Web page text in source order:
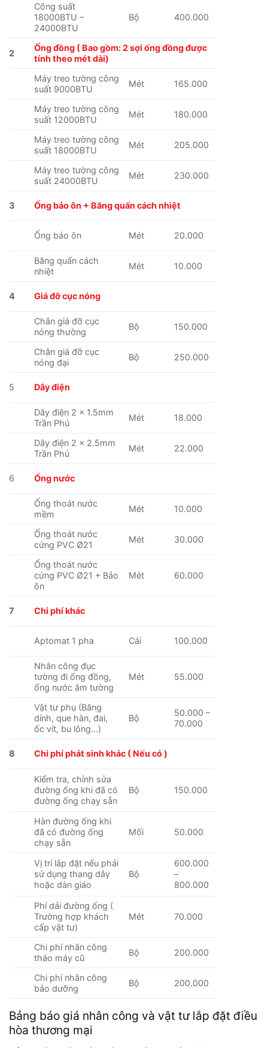
Công suất
18000BTU –
24000BTU
Bộ 400.000
2
Ống đồng ( Bao gồm: 2 sợi ống đồng được
tính theo mét dài)
Máy treo tường công
suất 9000BTU
Mét 165.000
Máy treo tường công
suất 12000BTU
Mét 180.000
Máy treo tường công
suất 18000BTU
Mét 205.000
Máy treo tường công
suất 24000BTU
Mét 230.000
3 Ống bảo ôn + Băng quấn cách nhiệt
Ống bảo ôn Mét 20.000
Băng quấn cách
nhiệt
Mét 10.000
4 Giá đỡ cục nóng
Chân giá đỡ cục
nóng thường
Bộ 150.000
Chân giá đỡ cục
nóng đại
Bộ 250.000
5 Dây điện
Dây điện 2 x 1.5mm
Trần Phú
Mét 18.000
Dây điện 2 x 2.5mm
Trần Phú
Mét 22.000
6 Ống nước
Ống thoát nước
mềm
Mét 10.000
Ống thoát nước
cứng PVC Ø21
Mét 30.000
Ống thoát nước
cứng PVC Ø21 + Bảo
ôn
Mét 60.000
7 Chi phí khác
Aptomat 1 pha Cái 100.000
Nhân công đục
tường đi ống đồng,
ống nước âm tường
Mét 55.000
Vật tư phụ (Băng
dính, que hàn, đai,
ốc vít, bu lông…)
Bộ
50.000 –
70.000
8 Chi phí phát sinh khác ( Nếu có )
Kiểm tra, chỉnh sửa
đường ống khi đã có
đường ống chạy sẵn
Bộ 150.000
Hàn đường ống khi
đã có đường ống
chạy sẵn
Mối 50.000
Vị trí lắp đặt nếu phải
sử dụng thang dây
hoặc dàn giáo
Bộ
600.000
–
800.000
Phí dải đường ống (
Trường hợp khách
cấp vật tư)
Mét 70.000
Chi phí nhân công
tháo máy cũ
Bộ 200.000
Chi phí nhân công
bảo dưỡng
Bộ 200.000
Bảng báo giá nhân công và vật tư lắp đặt điều
hòa thương mại